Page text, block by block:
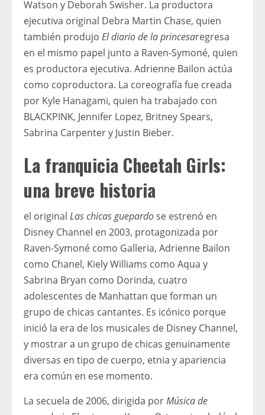
Watson y Deborah Swisher. La productora
ejecutiva original Debra Martin Chase, quien
también produjo El diario de la princesaregresa
en el mismo papel junto a Raven-Symoné, quien
es productora ejecutiva. Adrienne Bailon actúa
como coproductora. La coreografía fue creada
por Kyle Hanagami, quien ha trabajado con
BLACKPINK, Jennifer Lopez, Britney Spears,
Sabrina Carpenter y Justin Bieber.
La franquicia Cheetah Girls:
una breve historia
el original Las chicas guepardose estrenó en
Disney Channel en 2003, protagonizada por
Raven-Symoné como Galleria, Adrienne Bailon
como Chanel, Kiely Williams como Aqua y
Sabrina Bryan como Dorinda, cuatro
adolescentes de Manhattan que forman un
grupo de chicas cantantes. Es icónico porque
inició la era de los musicales de Disney Channel,
y mostrar a un grupo de chicas genuinamente
diversas en tipo de cuerpo, etnia y apariencia
era común en ese momento.
La secuela de 2006, dirigida porMúsica de